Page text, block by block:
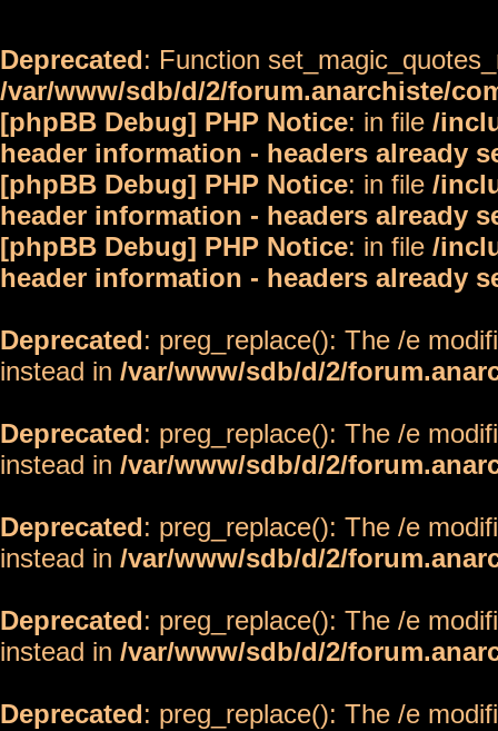
Deprecated: Function
/var/www/sdb/d/2/forum.anarchiste/
[phpBB Debug] PHP Notice: in file /
header information - headers already
[phpBB Debug] PHP Notice: in file /
header information - headers already
[phpBB Debug] PHP Notice: in file /
header information - headers already
Deprecated: preg_replace(): The /e
instead in /var/www/sdb/d/2/
Deprecated: preg_replace(): The /e
instead in /var/www/sdb/d/2/
Deprecated: preg_replace(): The /e
instead in /var/www/sdb/d/2/
Deprecated: preg_replace(): The /e
instead in /var/www/sdb/d/2/
Deprecated: preg_replace(): The /e